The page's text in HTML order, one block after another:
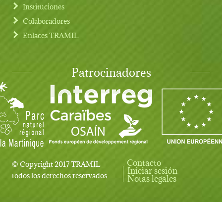
Instituciones
Colaboradores
Enlaces TRAMIL
Patrocinadores
© Copyright 2017 TRAMIL
todos los derechos reservados
User account menu
Contacto
Iniciar sesión
Notas legales